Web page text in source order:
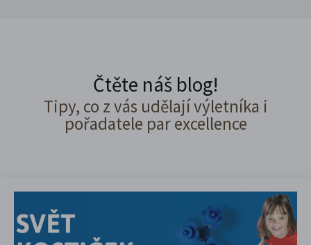
Čtěte náš blog!
Tipy, co z vás udělají výletníka i
pořadatele par excellence